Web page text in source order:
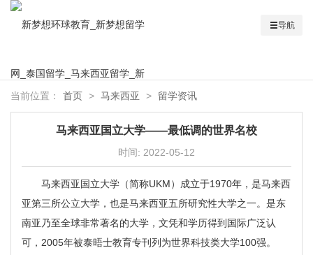
导航
当前位置： 首页 > 马来西亚 > 留学资讯
马来西亚国立大学——最低调的世界名校
时间: 2022-05-12
马来西亚国立大学（简称UKM）成立于1970年，是马来西
亚第三所公立大学，也是马来西亚五所研究性大学之一。是东
南亚乃至全球非常著名的大学，文凭和学历得到国际广泛认
可，2005年被泰晤士教育专刊列为世界科技类大学100强。